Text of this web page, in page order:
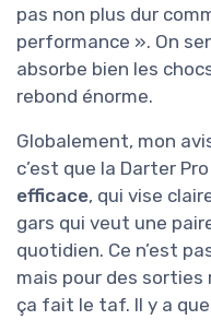
pas non plus dur
performance ». On
absorbe bien les
rebond énorme.
Globalement, mon
c’est que la Darter
efficace, qui vise
gars qui veut une
quotidien. Ce n’est
mais pour des
ça fait le taf. Il y a